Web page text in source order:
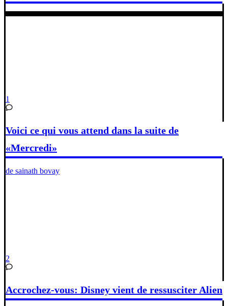
1
Voici ce qui vous attend dans la suite de
«Mercredi»
de sainath bovay
2
Accrochez-vous: Disney vient de ressusciter Alien